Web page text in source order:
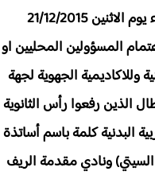
الادارة التربوية لثانوية الوحدة استقبلت الابطال المشاركين في البطولة الوطنية بمراكش مساء يوم الاثنين 21/12/2015
المسؤولين المحليين او
وللاكاديمية الجهوية لجهة
الذين رفعوا رأس الثانوية
البدنية كلمة باسم أساتذة
ونادي مقدمة الريف